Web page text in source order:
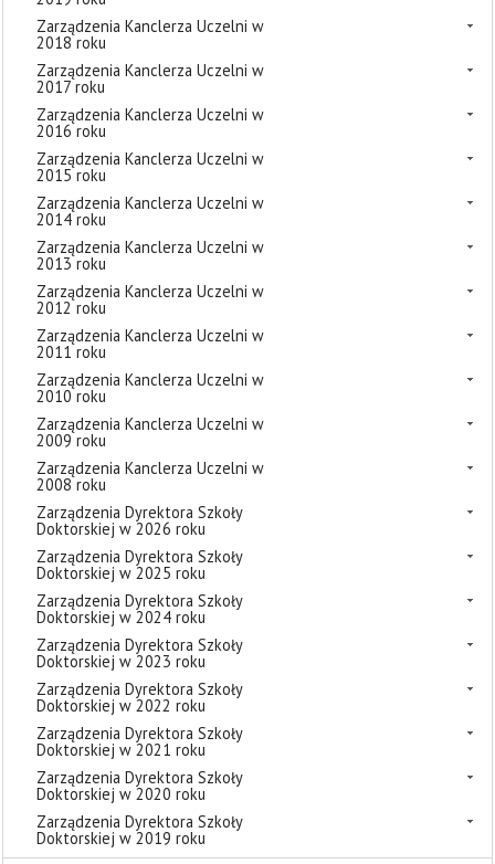
Zarządzenia Kanclerza Uczelni w
2018 roku
Zarządzenia Kanclerza Uczelni w
2017 roku
Zarządzenia Kanclerza Uczelni w
2016 roku
Zarządzenia Kanclerza Uczelni w
2015 roku
Zarządzenia Kanclerza Uczelni w
2014 roku
Zarządzenia Kanclerza Uczelni w
2013 roku
Zarządzenia Kanclerza Uczelni w
2012 roku
Zarządzenia Kanclerza Uczelni w
2011 roku
Zarządzenia Kanclerza Uczelni w
2010 roku
Zarządzenia Kanclerza Uczelni w
2009 roku
Zarządzenia Kanclerza Uczelni w
2008 roku
Zarządzenia Dyrektora Szkoły
Doktorskiej w 2026 roku
Zarządzenia Dyrektora Szkoły
Doktorskiej w 2025 roku
Zarządzenia Dyrektora Szkoły
Doktorskiej w 2024 roku
Zarządzenia Dyrektora Szkoły
Doktorskiej w 2023 roku
Zarządzenia Dyrektora Szkoły
Doktorskiej w 2022 roku
Zarządzenia Dyrektora Szkoły
Doktorskiej w 2021 roku
Zarządzenia Dyrektora Szkoły
Doktorskiej w 2020 roku
Zarządzenia Dyrektora Szkoły
Doktorskiej w 2019 roku